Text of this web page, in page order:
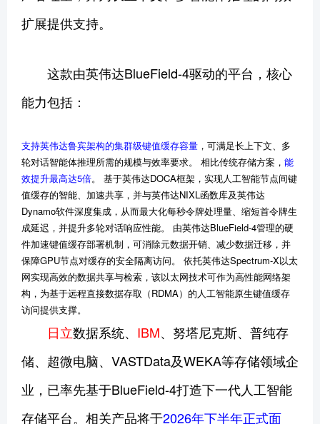
扩展提供支持。
这款由英伟达BlueField-4驱动的平台，核心
能力包括：
支持英伟达鲁宾架构的集群级键值缓存容量 ，可满足长上下文、多
轮对话智能体推理所需的规模与效率要求。 相比传统存储方案， 能
效提升最高达5倍。 基于英伟达DOCA框架，实现人工智能节点间键
值缓存的智能、加速共享，并与英伟达NIXL函数库及英伟达
Dynamo软件深度集成，从而最大化每秒令牌处理量、缩短首令牌生
成延迟，并提升多轮对话响应性能。 由英伟达BlueField-4管理的硬
件加速键值缓存部署机制，可消除元数据开销、减少数据迁移，并
保障GPU节点对缓存的安全隔离访问。 依托英伟达Spectrum-X以太
网实现高效的数据共享与检索，该以太网技术可作为高性能网络架
构，为基于远程直接数据存取（RDMA）的人工智能原生键值缓存
访问提供支撑。
日立数据系统、 IBM、努塔尼克斯、普纯存
储、超微电脑、VASTData及WEKA等存储领域企
业，已率先基于BlueField-4打造下一代人工智能
存储平台。相关产品将于2026年下半年正式面